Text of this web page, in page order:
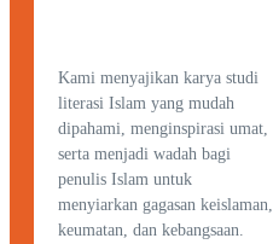
Kami menyajikan karya studi
literasi Islam yang mudah
dipahami, menginspirasi umat,
serta menjadi wadah bagi
penulis Islam untuk
menyiarkan gagasan keislaman,
keumatan, dan kebangsaan.